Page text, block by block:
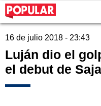
16 de julio 2018 - 23:43
Luján dio el
el debut de Saja